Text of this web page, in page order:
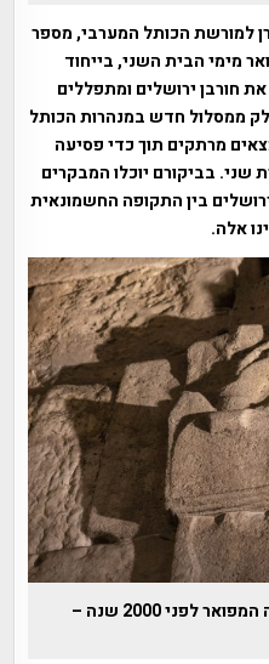
למורשת הכותל המערבי, מספר
מימי הבית השני, בייחוד
חורבן ירושלים ומתפללים
ממסלול חדש במנהרות הכותל
מרתקים תוך כדי פסיעה
שני. בביקורם יוכלו המבקרים
בין התקופה החשמונאית
אלה.
המזרקות המפוארות שפעלו במבנה המפואר לפני 2000 שנה –